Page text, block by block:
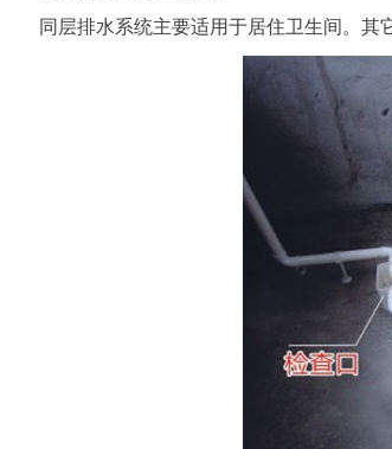
同层排水系统主要适用于居住卫生间。其